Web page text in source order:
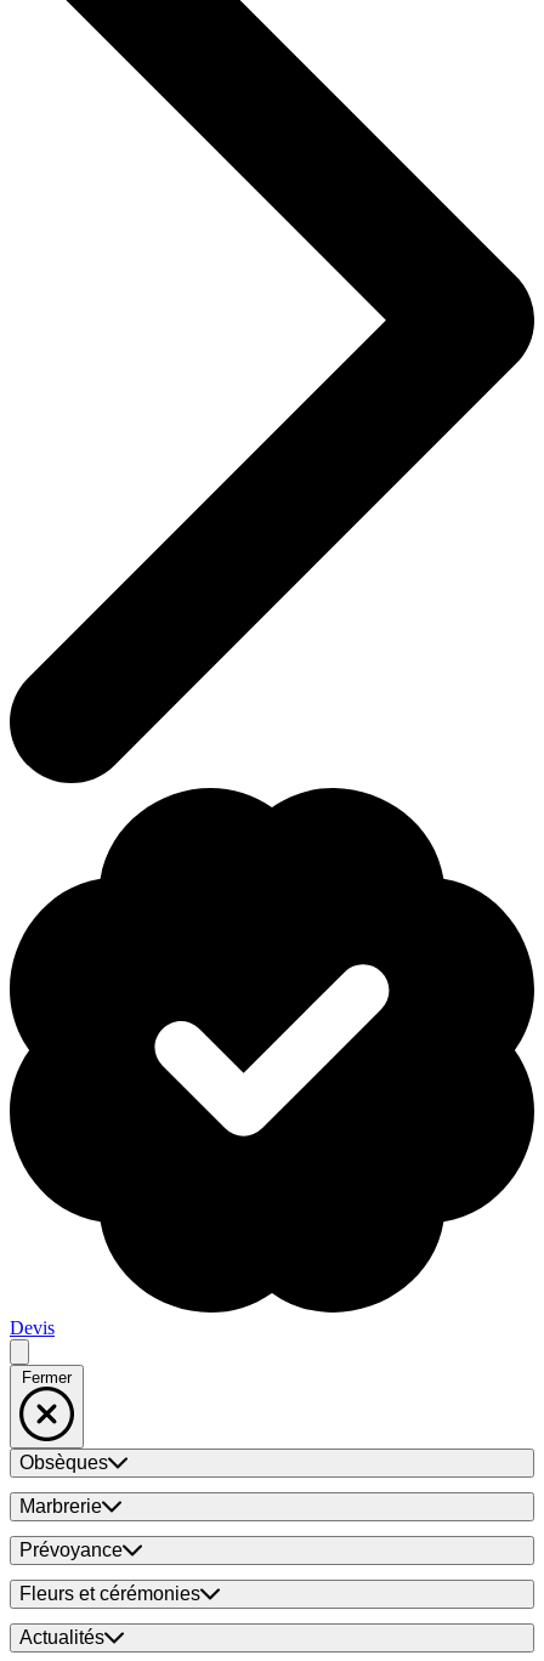
Devis
Fermer
Obsèques
Marbrerie
Prévoyance
Fleurs et cérémonies
Actualités